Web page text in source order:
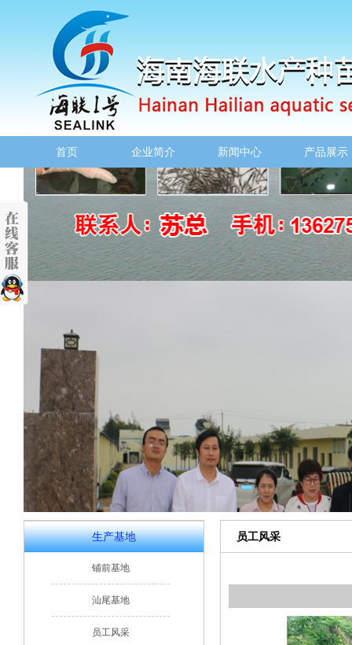
首页 企业简介 新闻中心 产品展示
生产基地
铺前基地
汕尾基地
员工风采
员工风采